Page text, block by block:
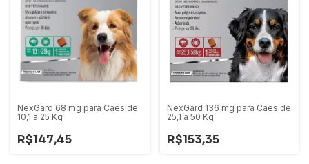
NexGard 68 mg para Cães de
10,1 a 25 Kg
R$147,45
NexGard 136 mg para Cães de
25,1 a 50 Kg
R$153,35